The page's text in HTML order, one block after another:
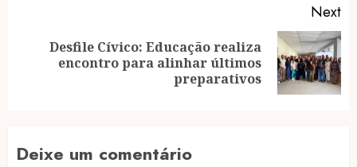
Next
Desfile Cívico: Educação realiza
encontro para alinhar últimos
preparativos
Deixe um comentário